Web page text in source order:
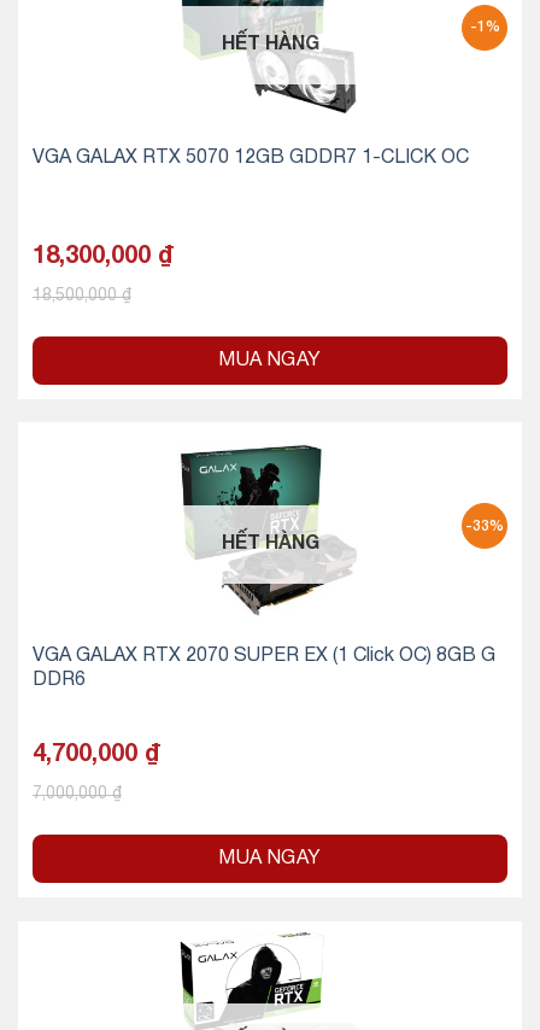
-1%
HẾT HÀNG
VGA GALAX RTX 5070 12GB GDDR7 1-CLICK OC
18,300,000 ₫
18,500,000₫
MUA NGAY
-33%
HẾT HÀNG
VGA GALAX RTX 2070 SUPER EX (1 Click OC) 8GB G
DDR6
4,700,000 ₫
7,000,000₫
MUA NGAY